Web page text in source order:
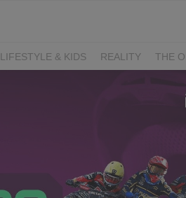
LIFESTYLE & KIDS REALITY THE